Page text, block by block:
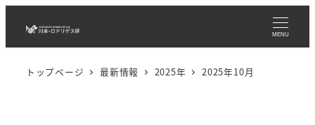
MENU
トップページ 最新情報 2025年 2025年10月